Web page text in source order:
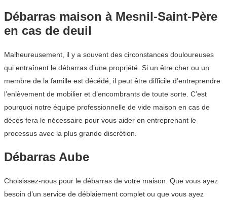
Débarras maison à Mesnil-Saint-Père
en cas de deuil
Malheureusement, il y a souvent des circonstances douloureuses
qui entraînent le débarras d’une propriété. Si un être cher ou un
membre de la famille est décédé, il peut être difficile d’entreprendre
l’enlèvement de mobilier et d’encombrants de toute sorte. C’est
pourquoi notre équipe professionnelle de vide maison en cas de
décès fera le nécessaire pour vous aider en entreprenant le
processus avec la plus grande discrétion.
Débarras Aube
Choisissez-nous pour le débarras de votre maison. Que vous ayez
besoin d’un service de déblaiement complet ou que vous ayez